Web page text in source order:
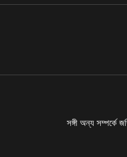
সঙ্গী অন্য সম্পর্কে